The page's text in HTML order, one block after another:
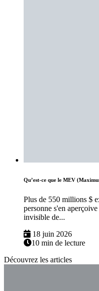
Qu’est-ce que le MEV
Plus de 550 millions $
personne s'en
invisible de...
18 juin 2026
10 min de lecture
Découvrez les articles